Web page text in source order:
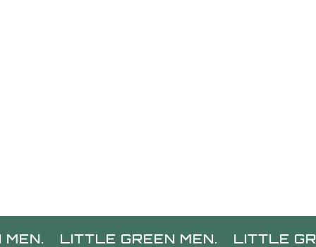
GREEN MEN. LITTLE GREEN